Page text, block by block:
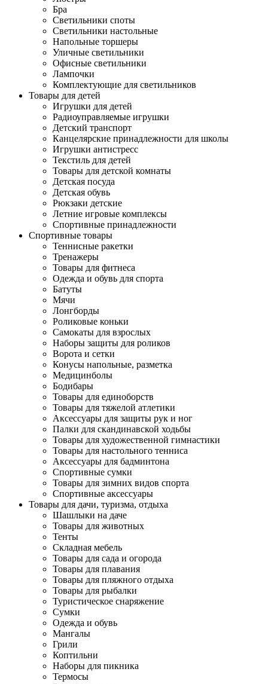
Бра
Светильники споты
Светильники настольные
Напольные торшеры
Уличные светильники
Офисные светильники
Лампочки
Комплектующие для светильников
Товары для детей
Игрушки для детей
Радиоуправляемые игрушки
Детский транспорт
Канцелярские принадлежности для школы
Игрушки антистресс
Текстиль для детей
Товары для детской комнаты
Детская посуда
Детская обувь
Рюкзаки детские
Летние игровые комплексы
Спортивные принадлежности
Спортивные товары
Теннисные ракетки
Тренажеры
Товары для фитнеса
Одежда и обувь для спорта
Батуты
Мячи
Лонгборды
Роликовые коньки
Самокаты для взрослых
Наборы защиты для роликов
Ворота и сетки
Конусы напольные, разметка
Медицинболы
Бодибары
Товары для единоборств
Товары для тяжелой атлетики
Аксессуары для защиты рук и ног
Палки для скандинавской ходьбы
Товары для художественной гимнастики
Товары для настольного тенниса
Аксессуары для бадминтона
Спортивные сумки
Товары для зимних видов спорта
Спортивные аксессуары
Товары для дачи, туризма, отдыха
Шашлыки на даче
Товары для животных
Тенты
Складная мебель
Товары для сада и огорода
Товары для плавания
Товары для пляжного отдыха
Товары для рыбалки
Туристическое снаряжение
Сумки
Одежда и обувь
Мангалы
Грили
Коптильни
Наборы для пикника
Термосы